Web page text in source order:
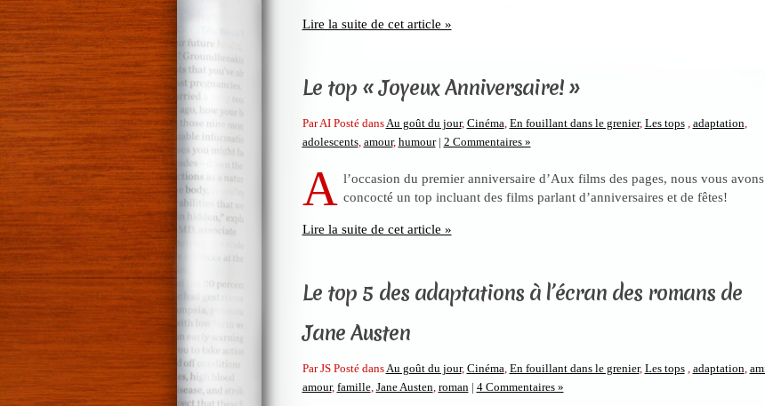
Lire la suite de cet article »
Le top « Joyeux Anniversaire! »
Par AI Posté dans Au goût du jour, Cinéma En fouillant dans le grenier, Les tops, adaptation
adolescents, amour, humour | 2 Commentaires »
A l’occasion du premier anniversaire d’Aux films des pages, nous vous avons
concocté un top incluant des films parlant d’anniversaires et de fêtes!
Lire la suite de cet article »
Le top 5 des adaptations à l’écran des romans de
Jane Austen
Par JS Posté dansAu goût du jour, Cinéma, En fouillant dans le grenier, Les tops, adaptation,
amour, famille, Jane Austen, roman | 4 Commentaires »